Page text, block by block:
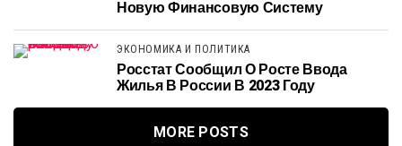
Новую Финансовую Систему
ЭКОНОМИКА И ПОЛИТИКА
Росстат Сообщил О Росте Ввода
Жилья В России В 2023 Году
MORE POSTS